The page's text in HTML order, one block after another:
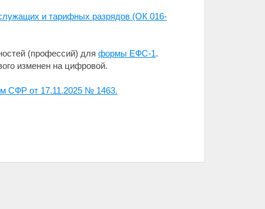
и тарифных разрядов (ОК 016-
(профессий) для формы ЕФС-1.
изменен на цифровой.
СФР от 17.11.2025 № 1463.